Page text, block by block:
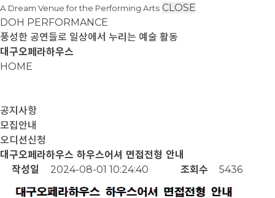
A Dream Venue for the Performing Arts CLOSE
DOH PERFORMANCE
풍성한 공연들로 일상에서 누리는 예술 활동
대구오페라하우스
HOME
공지사항
모집안내
오디션신청
대구오페라하우스 하우스어셔 면접전형 안내
작성일
2024-08-01 10:24:40 조회수 5436